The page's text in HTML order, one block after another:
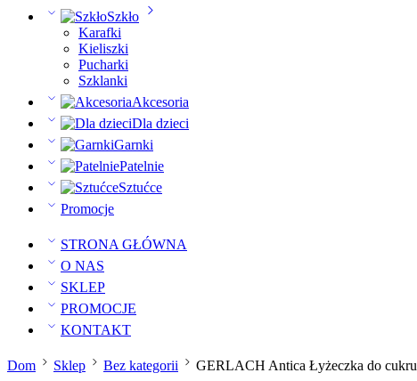
Szkło
Karafki
Kieliszki
Pucharki
Szklanki
Akcesoria
Dla dzieci
Garnki
Patelnie
Sztućce
Promocje
STRONA GŁÓWNA
O NAS
SKLEP
PROMOCJE
KONTAKT
Dom Sklep Bez kategorii GERLACH Antica Łyżeczka do cukru